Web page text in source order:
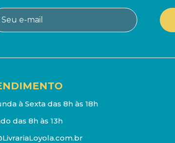
à Sexta das 8h às 18h
das 8h às 13h